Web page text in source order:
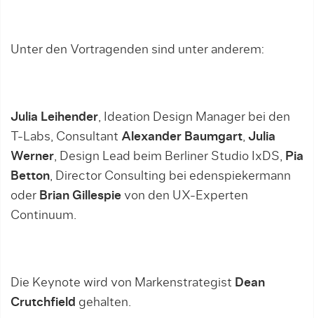
Unter den Vortragenden sind unter anderem:
Julia Leihender, Ideation Design Manager bei den
T-Labs, Consultant Alexander Baumgart, Julia
Werner, Design Lead beim Berliner Studio IxDS, Pia
Betton, Director Consulting bei edenspiekermann
oder Brian Gillespie von den UX-Experten
Continuum.
Die Keynote wird von Markenstrategist Dean
Crutchfield gehalten.